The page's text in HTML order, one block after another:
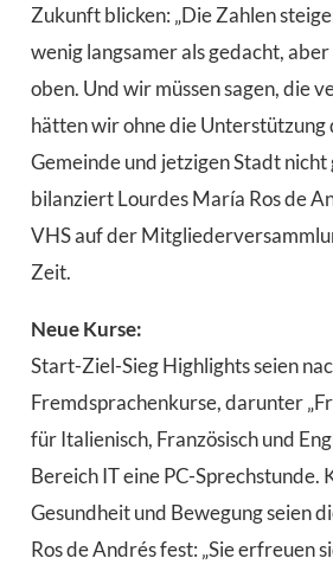
Zukunft blicken: „Die Zahlen
wenig langsamer als gedacht, aber
oben. Und wir müssen sagen, die
hätten wir ohne die Unterstützung
Gemeinde und jetzigen Stadt nicht
bilanziert Lourdes María Ros de
VHS auf der
Zeit.
Neue Kurse:
Start-Ziel-Sieg Highlights seien
Fremdsprachenkurse, darunter
für Italienisch, Französisch und
Bereich IT eine PC-Sprechstunde.
Gesundheit und Bewegung seien
Ros de Andrés fest: „Sie erfreuen